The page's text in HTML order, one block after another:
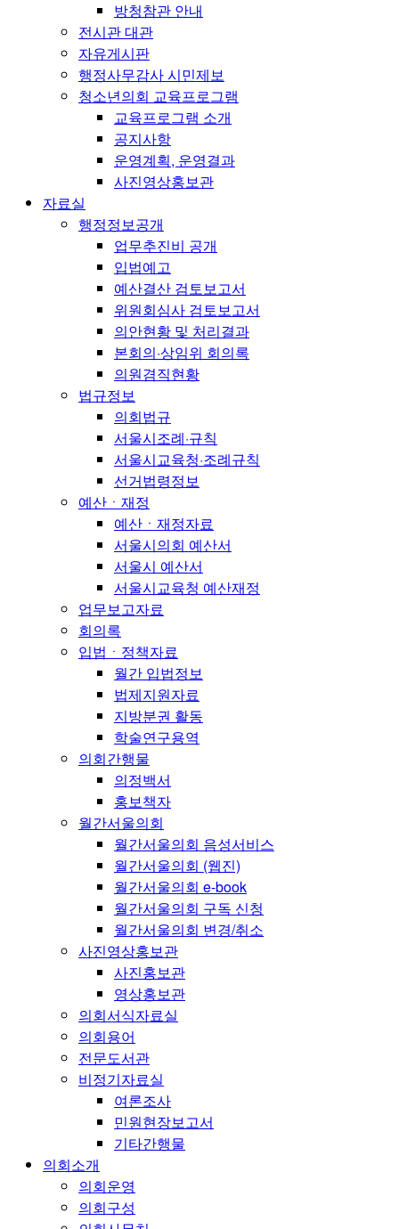
방청참관 안내
전시관 대관
자유게시판
행정사무감사 시민제보
청소년의회 교육프로그램
교육프로그램 소개
공지사항
운영계획, 운영결과
사진영상홍보관
자료실
행정정보공개
업무추진비 공개
입법예고
예산결산 검토보고서
위원회심사 검토보고서
의안현황 및 처리결과
본회의·상임위 회의록
의원겸직현황
법규정보
의회법규
서울시조례·규칙
서울시교육청·조례규칙
선거법령정보
예산ㆍ재정
예산ㆍ재정자료
서울시의회 예산서
서울시 예산서
서울시교육청 예산재정
업무보고자료
회의록
입법ㆍ정책자료
월간 입법정보
법제지원자료
지방분권 활동
학술연구용역
의회간행물
의정백서
홍보책자
월간서울의회
월간서울의회 음성서비스
월간서울의회 (웹진)
월간서울의회 e-book
월간서울의회 구독 신청
월간서울의회 변경/취소
사진영상홍보관
사진홍보관
영상홍보관
의회서식자료실
의회용어
전문도서관
비정기자료실
여론조사
민원현장보고서
기타간행물
의회소개
의회운영
의회구성